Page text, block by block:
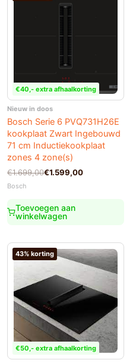
€40,- extra afhaalkorting
Nieuw in doos
Bosch Serie 6 PVQ731H26E
kookplaat Zwart Ingebouwd
71 cm Inductiekookplaat
zones 4 zone(s)
€1.699,00
Oorspronkelijke
prijs
€1.599,00
Huidige
prijs
Bosch
Toevoegen aan
winkelwagen
€50,- extra afhaalkorting
43% korting